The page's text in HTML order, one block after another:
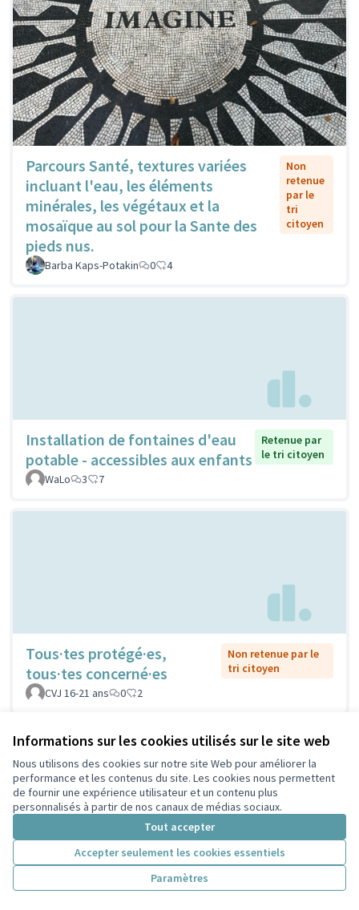
Informations sur les cookies utilisés sur le site web
Nous utilisons des cookies sur notre site Web pour améliorer la
performance et les contenus du site. Les cookies nous permettent
de fournir une expérience utilisateur et un contenu plus
personnalisés à partir de nos canaux de médias sociaux.
Tout accepter
Accepter seulement les cookies essentiels
Paramètres
Parcours Santé, textures variées
incluant l'eau, les éléments
minérales, les végétaux et la
mosaïque au sol pour la Sante des
pieds nus.
Non
retenue
par le
tri
citoyen
Barba Kaps-Potakin 0 4
Installation de fontaines d'eau
potable - accessibles aux enfants
Retenue par
le tri citoyen
WaLo
3 7
Tous·tes protégé·es,
tous·tes concerné·es
Non retenue par le
tri citoyen
CVJ 16-21 ans
0 2